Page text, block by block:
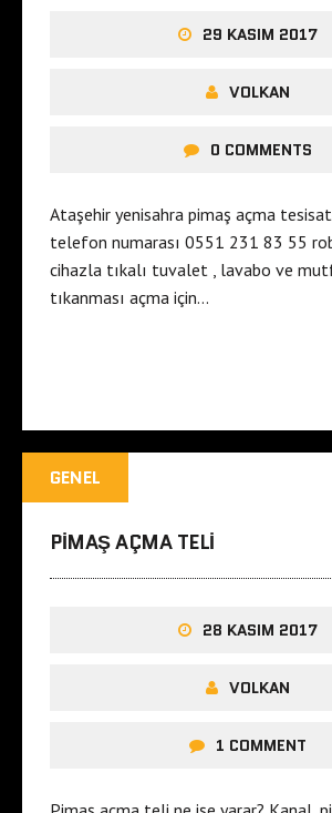
29 KASIM 2017
VOLKAN
0 COMMENTS
Ataşehir yenisahra pimaş açma
telefon numarası 0551 231 83 55
cihazla tıkalı tuvalet , lavabo ve
tıkanması açma için…
GENEL
PIMAŞ AÇMA TELI
28 KASIM 2017
VOLKAN
1 COMMENT